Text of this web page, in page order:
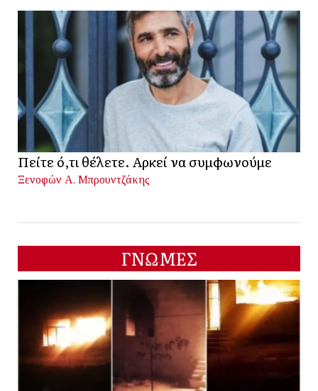
Πείτε ό,τι θέλετε. Αρκεί να συμφωνούμε
Ξενοφών Α. Μπρουντζάκης
ΓΝΩΜΕΣ